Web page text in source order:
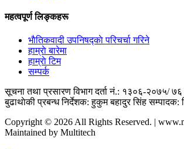
महत्वपूर्ण लिङ्कहरू
भाैतिकवादी उपनिषद्काे परिचर्चा गरिने
हाम्राे बारेमा
हाम्राे टिम
सम्पर्क
सूचना तथा प्रसारण विभाग दर्ता नं.: १३०६-२०७५/ ७६
बुढाथाेकी प्रबन्ध निर्देशक: हुकुम बहादुर सिंह सम्पादक:
Copyright © 2026 All Rights Reserved. |
Maintained by Multitech